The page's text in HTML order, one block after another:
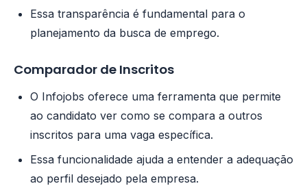
Essa transparência é fundamental para o
planejamento da busca de emprego.
Comparador de Inscritos
O Infojobs oferece uma ferramenta que permite
ao candidato ver como se compara a outros
inscritos para uma vaga específica.
Essa funcionalidade ajuda a entender a adequação
ao perfil desejado pela empresa.